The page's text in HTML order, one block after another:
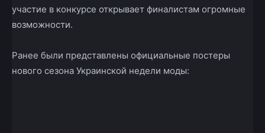
участие в конкурсе открывает финалистам огромные
возможности.
Ранее были представлены официальные постеры
нового сезона Украинской недели моды: